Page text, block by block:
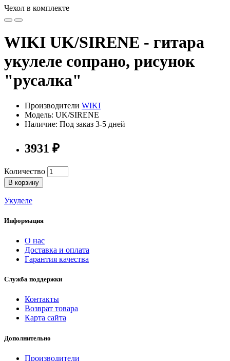
Чехол в комплекте
WIKI UK/SIRENE - гитара
укулеле сопрано, рисунок
"русалка"
Производители WIKI
Модель: UK/SIRENE
Наличие: Под заказ 3-5 дней
3931 ₽
Количество
В корзину
Укулеле
Информация
О нас
Доставка и оплата
Гарантия качества
Служба поддержки
Контакты
Возврат товара
Карта сайта
Дополнительно
Производители